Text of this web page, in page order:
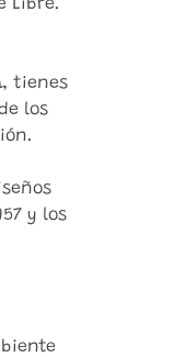
Libre.
tienes
los
y los